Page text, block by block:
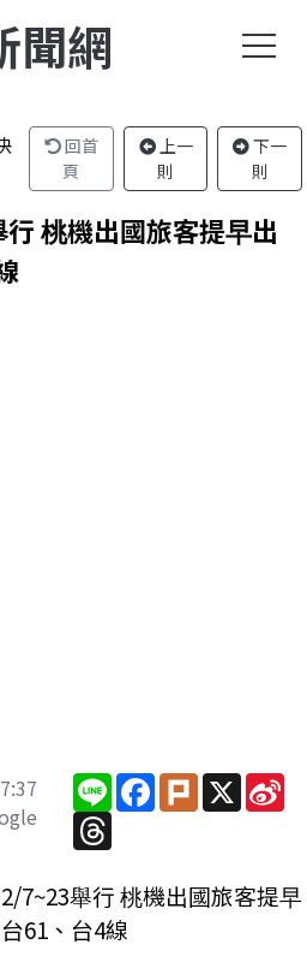
聞網
回首
頁
上一
則
下一
則
桃機出國旅客提早出
Line Facebook
PlurkX
Threads
7~23舉行 桃機出國旅客提早
61、台4線